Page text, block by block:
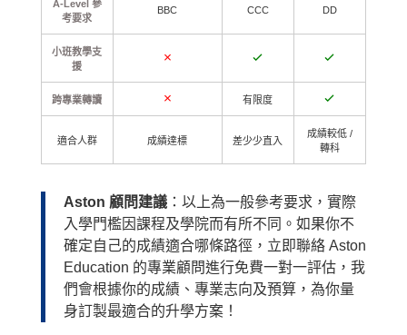
A-Level 參
考要求
BBC CCC DD
小班教學支
援
e
d
C
k
C
跨專業轉讀
c
e
k
有限度
C
e
c
k
e
d
適合人群 成績達標 差少少直入
成績較低 /
轉科
Aston 顧問建議：以上為一般參考要求，實際
入學門檻因課程及學院而有所不同。如果你不
確定自己的成績適合哪條路徑，立即聯絡 Aston
Education 的專業顧問進行免費一對一評估，我
們會根據你的成績、專業志向及預算，為你量
身訂製最適合的升學方案！